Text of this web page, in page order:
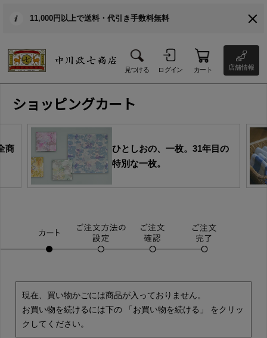
11,000円以上で送料・代引き手数料無料
見つける ログイン カート 店舗情報
ショッピングカート
商
ひとしおの、一枚。31年目の
特別な一枚。
現在、買い物かごには商品が入っておりません。
お買い物を続けるには下の 「お買い物を続ける」 をクリッ
クしてください。